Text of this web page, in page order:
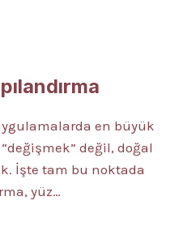
en büyük
değil, doğal
İşte tam bu noktada
yüz…